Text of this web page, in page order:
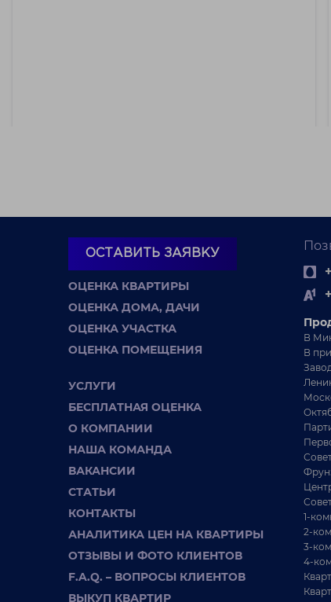
Минская обл., Пуховичский р-н, Пережирский c/
32 км от Минска
Дача для тех, кто ищет точку входа в загородную
жизнь с минимальным бюджетом. Продаём не
дворец, а ...
Пуховичское
ОСТАВИТЬ ЗАЯВКУ
ОЦЕНКА КВАРТИРЫ
ОЦЕНКА ДОМА, ДАЧИ
ОЦЕНКА УЧАСТКА
ОЦЕНКА ПОМЕЩЕНИЯ
УСЛУГИ
БЕСПЛАТНАЯ ОЦЕНКА
О КОМПАНИИ
НАША КОМАНДА
ВАКАНСИИ
СТАТЬИ
КОНТАКТЫ
АНАЛИТИКА ЦЕН НА КВАРТИРЫ
ОТЗЫВЫ И ФОТО КЛИЕНТОВ
F.A.Q. – ВОПРОСЫ КЛИЕНТОВ
ВЫКУП КВАРТИР
В
В
1-
2-
3-
4-